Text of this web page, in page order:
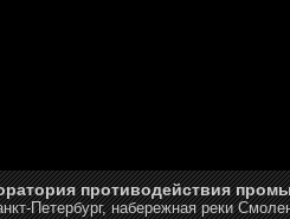
противодействия
Петербург, набережная реки